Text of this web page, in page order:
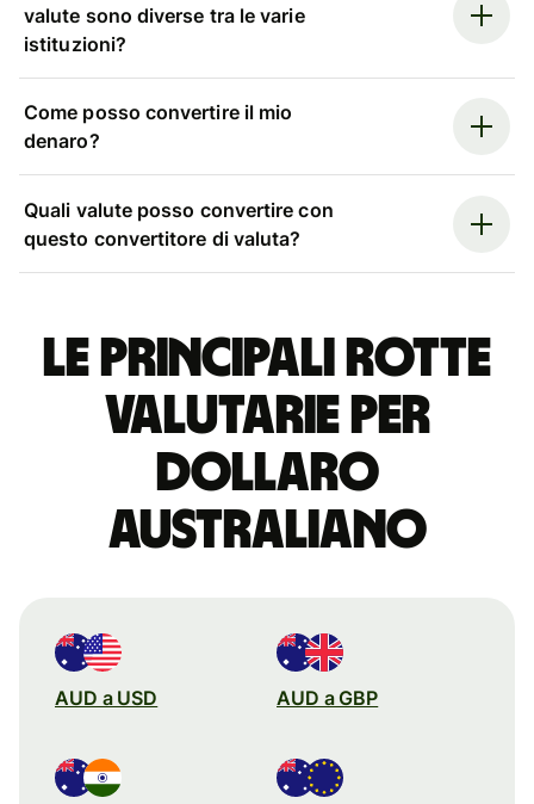
valute sono diverse tra le varie
istituzioni?
Come posso convertire il mio
denaro?
Quali valute posso convertire con
questo convertitore di valuta?
Le principali rotte
valutarie per
dollaro
australiano
AUD a USD AUD a GBP